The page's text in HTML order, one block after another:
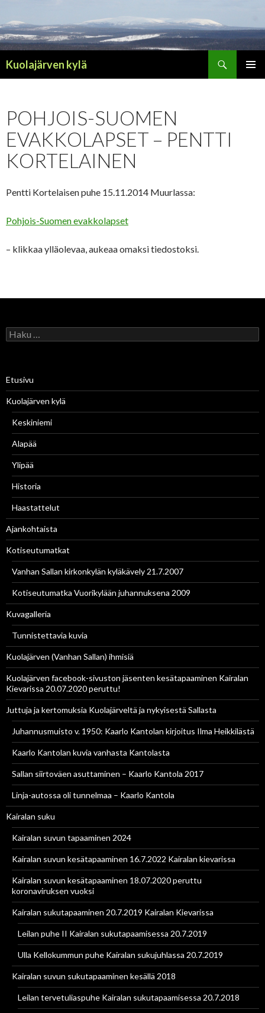
Kuolajärven kylä
POHJOIS-SUOMEN
EVAKKOLAPSET – PENTTI
KORTELAINEN
Pentti Kortelaisen puhe 15.11.2014 Muurlassa:
Pohjois-Suomen evakkolapset
– klikkaa ylläolevaa, aukeaa omaksi tiedostoksi.
H
a
:Etusivu
Kuolajärven kylä
Keskiniemi
Alapää
Ylipää
Historia
Haastattelut
Ajankohtaista
Kotiseutumatkat
Vanhan Sallan kirkonkylän kyläkävely 21.7.2007
Kotiseutumatka Vuorikylään juhannuksena 2009
Kuvagalleria
Tunnistettavia kuvia
Kuolajärven (Vanhan Sallan) ihmisiä
Kuolajärven facebook-sivuston jäsenten kesätapaaminen Kairalan
Kievarissa 20.07.2020 peruttu!
Juttuja ja kertomuksia Kuolajärveltä ja nykyisestä Sallasta
Juhannusmuisto v. 1950: Kaarlo Kantolan kirjoitus Ilma Heikkilästä
Kaarlo Kantolan kuvia vanhasta Kantolasta
Sallan siirtoväen asuttaminen – Kaarlo Kantola 2017
Linja-autossa oli tunnelmaa – Kaarlo Kantola
Kairalan suku
Kairalan suvun tapaaminen 2024
Kairalan suvun kesätapaaminen 16.7.2022 Kairalan kievarissa
Kairalan suvun kesätapaaminen 18.07.2020 peruttu
koronaviruksen vuoksi
Kairalan sukutapaaminen 20.7.2019 Kairalan Kievarissa
Leilan puhe II Kairalan sukutapaamisessa 20.7.2019
Ulla Kellokummun puhe Kairalan sukujuhlassa 20.7.2019
Kairalan suvun sukutapaaminen kesällä 2018
Leilan tervetuliaspuhe Kairalan sukutapaamisessa 20.7.2018